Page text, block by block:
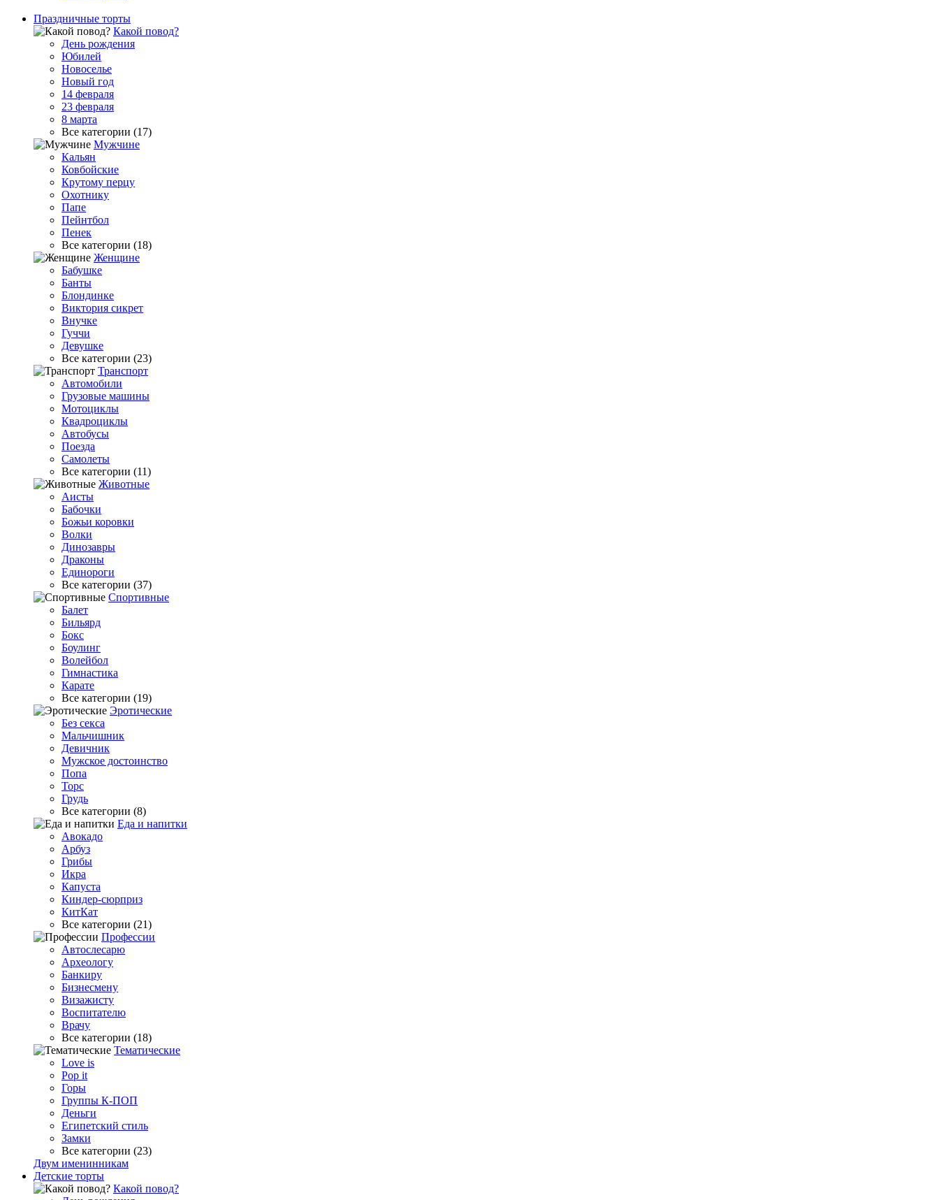
Праздничные торты
Какой повод?
День рождения
Юбилей
Новоселье
Новый год
14 февраля
23 февраля
8 марта
Все категории (17)
Мужчине
Кальян
Ковбойские
Крутому перцу
Охотнику
Папе
Пейнтбол
Пенек
Все категории (18)
Женщине
Бабушке
Банты
Блондинке
Виктория сикрет
Внучке
Гуччи
Девушке
Все категории (23)
Транспорт
Автомобили
Грузовые машины
Мотоциклы
Квадроциклы
Автобусы
Поезда
Самолеты
Все категории (11)
Животные
Аисты
Бабочки
Божьи коровки
Волки
Динозавры
Драконы
Единороги
Все категории (37)
Спортивные
Балет
Бильярд
Бокс
Боулинг
Волейбол
Гимнастика
Карате
Все категории (19)
Эротические
Без секса
Мальчишник
Девичник
Мужское достоинство
Попа
Торс
Грудь
Все категории (8)
Еда и напитки
Авокадо
Арбуз
Грибы
Икра
Капуста
Киндер-сюрприз
КитКат
Все категории (21)
Профессии
Автослесарю
Археологу
Банкиру
Бизнесмену
Визажисту
Воспитателю
Врачу
Все категории (18)
Тематические
Love is
Pop it
Горы
Группы К-ПОП
Деньги
Египетский стиль
Замки
Все категории (23)
Двум именинникам
Детские торты
Какой повод?